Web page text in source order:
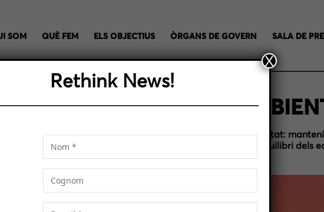
SOM QUÈ FEM ELS OBJECTIUS ÒRGANS DE GOVERN SALA DE
I GESTIÓ
és el mateix que té plantejat el conjunt de la humanitat:
amb l’estabilitat social, la supervivència humana i l’equilibri dels
Rethink News!
X